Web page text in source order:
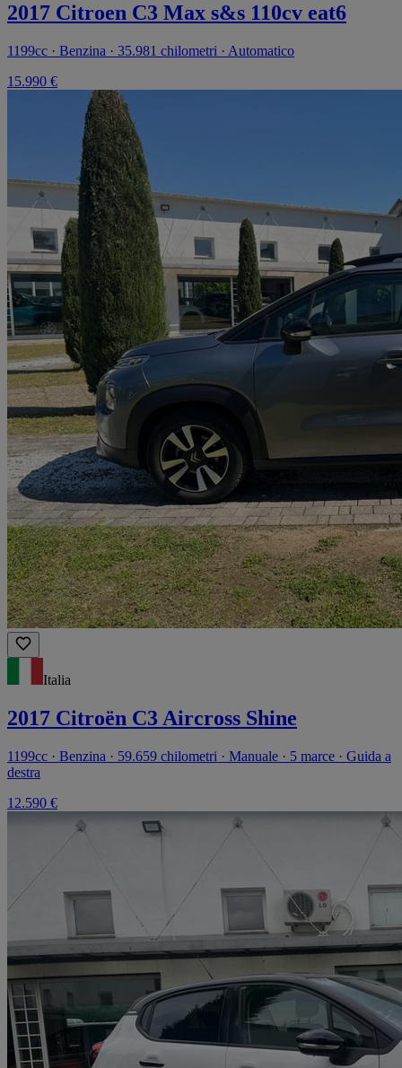
2017 Citroen C3 Max s&s 110cv eat6
1199cc · Benzina · 35.981 chilometri · Automatico
15.990 €
Italia
2017 Citroën C3 Aircross Shine
1199cc · Benzina · 59.659 chilometri · Manuale · 5 marce · Guida a
destra
12.590 €